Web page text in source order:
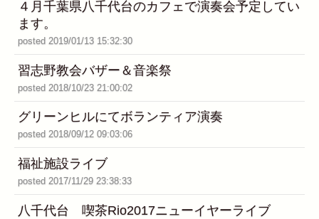
４月千葉県八千代台のカフェで演奏会予定してい
ます。
posted 2019/01/13 15:32:30
習志野教会バザー＆音楽祭
posted 2018/10/23 21:00:02
グリーンヒルにてボランティア演奏
posted 2018/09/12 09:03:06
福祉施設ライブ
posted 2017/11/29 23:38:33
八千代台 喫茶Rio2017ニューイヤーライブ